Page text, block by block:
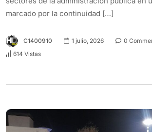
marcado por la continuidad […]
C1400910 1 julio, 2026
0
614 Vistas